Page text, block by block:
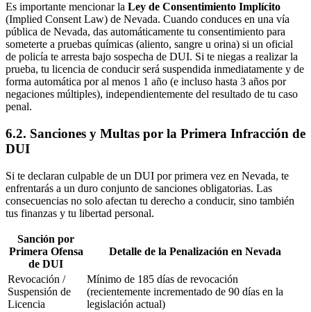
Es importante mencionar la Ley de Consentimiento Implícito
(Implied Consent Law) de Nevada. Cuando conduces en una vía
pública de Nevada, das automáticamente tu consentimiento para
someterte a pruebas químicas (aliento, sangre u orina) si un oficial
de policía te arresta bajo sospecha de DUI. Si te niegas a realizar la
prueba, tu licencia de conducir será suspendida inmediatamente y de
forma automática por al menos 1 año (e incluso hasta 3 años por
negaciones múltiples), independientemente del resultado de tu caso
penal.
6.2. Sanciones y Multas por la Primera Infracción de
DUI
Si te declaran culpable de un DUI por primera vez en Nevada, te
enfrentarás a un duro conjunto de sanciones obligatorias. Las
consecuencias no solo afectan tu derecho a conducir, sino también
tus finanzas y tu libertad personal.
Sanción por
Primera Ofensa
de DUI
Detalle de la Penalización en Nevada
Revocación /
Suspensión de
Licencia
Mínimo de 185 días de revocación
(recientemente incrementado de 90 días en la
legislación actual)